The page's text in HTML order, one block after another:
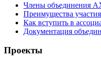
Члены объединения
Преимущества участия
Как вступить в
Документация
Проекты